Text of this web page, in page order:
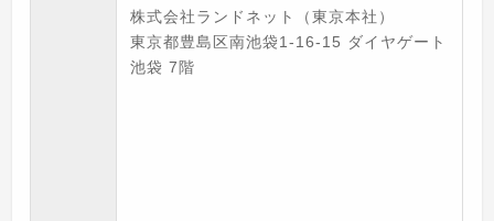
株式会社ランドネット（東京本社）
東京都豊島区南池袋1-16-15 ダイヤゲート
池袋 7階